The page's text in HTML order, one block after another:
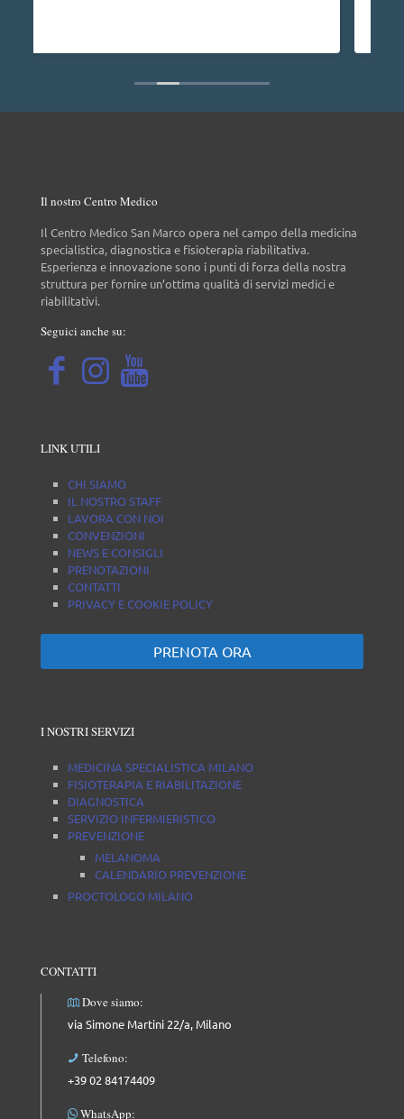
Il nostro Centro Medico
Il Centro Medico San Marco opera nel campo della medicina
specialistica, diagnostica e fisioterapia riabilitativa.
Esperienza e innovazione sono i punti di forza della nostra
struttura per fornire un’ottima qualità di servizi medici e
riabilitativi.
Seguici anche su:
LINK UTILI
CHI SIAMO
IL NOSTRO STAFF
LAVORA CON NOI
CONVENZIONI
NEWS E CONSIGLI
PRENOTAZIONI
CONTATTI
PRIVACY E COOKIE POLICY
PRENOTA ORA
I NOSTRI SERVIZI
MEDICINA SPECIALISTICA MILANO
FISIOTERAPIA E RIABILITAZIONE
DIAGNOSTICA
SERVIZIO INFERMIERISTICO
PREVENZIONE
MELANOMA
CALENDARIO PREVENZIONE
PROCTOLOGO MILANO
CONTATTI
Dove siamo:
via Simone Martini 22/a, Milano
Telefono:
+39 02 84174409
WhatsApp: